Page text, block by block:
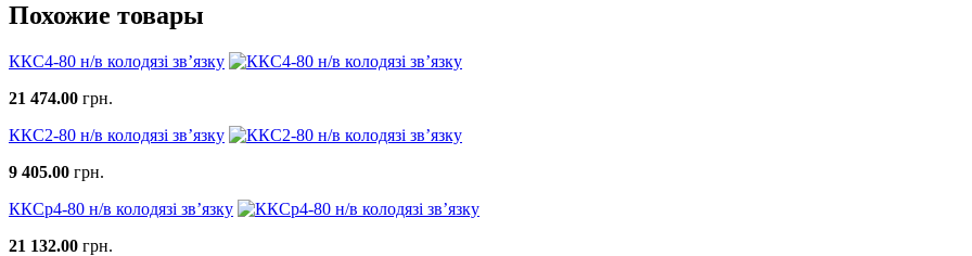
Похожие товары
ККС4-80 н/в колодязі зв’язку
21 474.00 грн.
ККС2-80 н/в колодязі зв’язку
9 405.00 грн.
ККСр4-80 н/в колодязі зв’язку
21 132.00 грн.